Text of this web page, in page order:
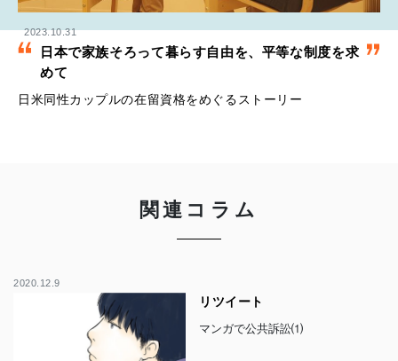
2023.10.31
日本で家族そろって暮らす自由を、平等な制度を求
めて
日米同性カップルの在留資格をめぐるストーリー
関連コラム
2020.12.9
リツイート
マンガで公共訴訟⑴